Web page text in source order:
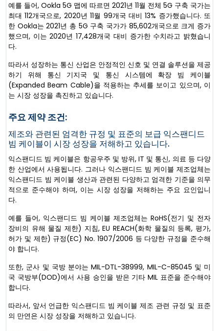
예를 들어, Ookla 5G 맵에 따르면 2021년 11월 전체 5G 구축 국가는
최대 112개국으로, 2020년 11월 99개국 대비 13% 증가했습니다. 또
한 Ookla는 2021년 총 5G 구축 국가가 85,602개국으로 크게 증가
했으며, 이는 2020년 17,428개국 대비 증가한 수치라고 밝혔습니
다.
따라서 성장하는 통신 산업은 안정적인 신호 및 연결 솔루션을 제공
하기 위해 통신 기지국 및 통신 시스템에 확장 빔 케이블
(Expanded Beam Cable)을 적용하는 추세를 보이고 있으며, 이
는 시장 성장을 촉진하고 있습니다.
주요 제약 조건:
제조와 관련된 엄격한 규정 및 표준의 보급 익스팬디드
빔 케이블이 시장 성장을 저해하고 있습니다.
익스팬디드 빔 케이블은 항공우주 및 방위, IT 및 통신, 의료 등 다양
한 산업에서 사용됩니다. 그러나 익스팬디드 빔 케이블 제조업체는
익스팬디드 빔 케이블 생산과 관련된 다양하고 엄격한 기준을 의무
적으로 준수해야 하며, 이는 시장 성장을 저해하는 주요 요인입니
다.
예를 들어, 익스팬디드 빔 케이블 제조업체는 RoHS(전기 및 전자
장비의 유해 물질 제한) 지침, EU REACH(화학 물질의 등록, 평가,
허가 및 제한) 규정(EC) No. 1907/2006 등 다양한 규정을 준수해
야 합니다.
또한, 군사 및 국방 분야는 MIL-DTL-38999, MIL-C-85045 및 미
국 국방부(DOD)에서 사용 승인을 받은 기타 MIL 표준을 준수해야
합니다.
따라서, 앞서 언급한 익스팬디드 빔 케이블 제조 관련 규정 및 표준
의 만연은 시장 성장을 저해하고 있습니다.